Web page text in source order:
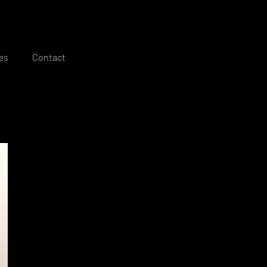
Contact